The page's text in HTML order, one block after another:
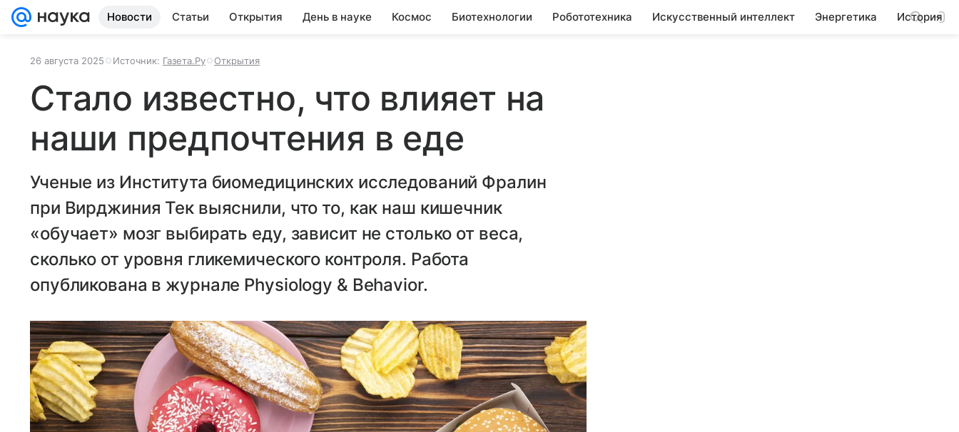
Новости Статьи Открытия День в науке Космос Биотехнологии Робототехника Искусственный интеллект Энергетика История
26 августа 2025 Источник: Газета.Ру Открытия
Стало известно, что влияет на
наши предпочтения в еде
Ученые из Института биомедицинских исследований Фралин
при Вирджиния Тек выяснили, что то, как наш кишечник
«обучает» мозг выбирать еду, зависит не столько от веса,
сколько от уровня гликемического контроля. Работа
опубликована в журнале Physiology & Behavior.